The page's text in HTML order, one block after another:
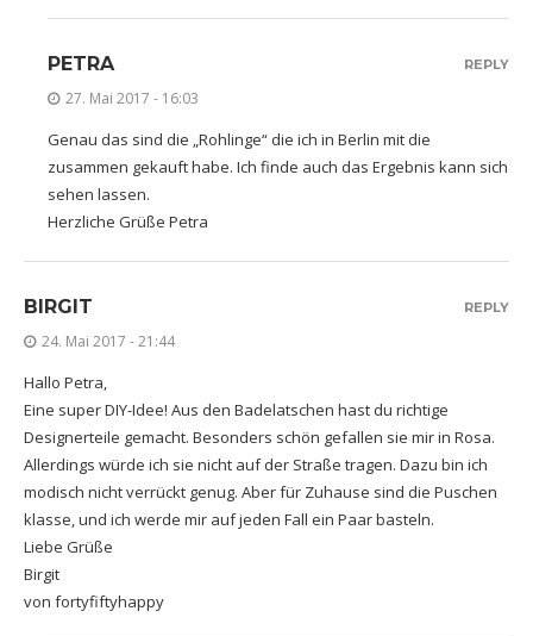
PETRA
27. Mai 2017 - 16:03
Genau das sind die „Rohlinge“ die ich in Berlin mit die
zusammen gekauft habe. Ich finde auch das Ergebnis kann sich
sehen lassen.
Herzliche Grüße Petra
REPLY
BIRGIT
24. Mai 2017 - 21:44
Hallo Petra,
Eine super DIY-Idee! Aus den Badelatschen hast du richtige
Designerteile gemacht. Besonders schön gefallen sie mir in Rosa.
Allerdings würde ich sie nicht auf der Straße tragen. Dazu bin ich
modisch nicht verrückt genug. Aber für Zuhause sind die Puschen
klasse, und ich werde mir auf jeden Fall ein Paar basteln.
Liebe Grüße
Birgit
von fortyfiftyhappy
REPLY